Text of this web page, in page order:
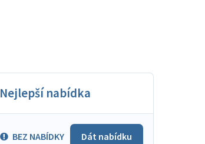
Nejlepší nabídka
BEZ NABÍDKY Dát nabídku